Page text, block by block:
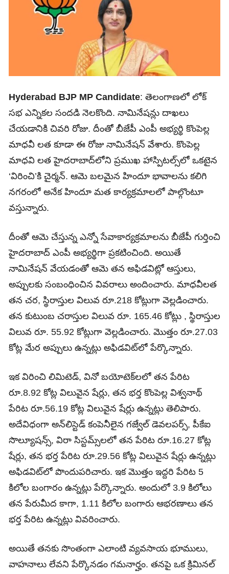
Hyderabad BJP MP Candidate: తెలంగాణలో లోక్
సభ ఎన్నికల సందడి నెలకొంది. నామినేషన్లు దాఖలు
చేయడానికి చివరి రోజు. దీంతో బీజేపీ ఎంపీ అభ్యర్థి కొంపెల్ల
మాధవీ లత కూడా ఈ రోజు నామినేషన్ వేశారు. కొంపెల్ల
మాధవి లత హైదరాబాద్‌లోని ప్రముఖ హాస్పిటల్స్‌లో ఒకటైన
‘విరించి’కి చైర్మన్‌. ఆమె బలమైన హిందూ భావాలను కలిగి
నగరంలో అనేక హిందూ మత కార్యక్రమాలలో పాల్గొంటూ
వస్తున్నారు.
దీంతో ఆమె చేస్తున్న ఎన్నో సేవాకార్యక్రమాలను బీజేపీ గుర్తించి
హైదరాబాద్ ఎంపీ అభ్యర్థిగా ప్రకటించింది. అయితే
నామినేషన్ వేయడంతో ఆమె తన అఫిడవిట్లో ఆస్తులు,
అప్పులకు సంబంధించిన వివరాలు అందించారు. మాధవీలత
తన చర, స్థిరాస్తుల విలువ రూ.218 కోట్లుగా వెల్లడించారు.
తన కుటుంబ చరాస్తుల విలువ రూ. 165.46 కోట్లు , స్థిరాస్తుల
విలువ రూ. 55.92 కోట్లుగా వెల్లడించారు. మొత్తం రూ.27.03
కోట్ల మేర అప్పులు ఉన్నట్లు అఫిడవిట్‌లో పేర్కొన్నారు.
ఇక విరించి లిమిటెడ్‌, వినో బయోటెక్‌లలో తన పేరిట
రూ.8.92 కోట్ల విలువైన షేర్లు, తన భర్త కొంపెల్ల విశ్వనాథ్‌
పేరిట రూ.56.19 కోట్ల విలువైన షేర్లు ఉన్నట్లు తెలిపారు.
అదేవిధంగా అన్‌లిస్టెడ్‌ కంపెనీలైన గజ్వేల్‌ డెవలపర్స్‌, పీకేఐ
సొల్యూషన్స్‌, విరా సిస్టమ్స్‌లలో తన పేరిట రూ.16.27 కోట్ల
షేర్లు, తన భర్త పేరిట రూ.29.56 కోట్ల విలువైన షేర్లు ఉన్నట్లు
అఫిడవిట్‌లో పొందుపరిచారు. ఇక మొత్తం ఇద్దరి పేరిట 5
కిలోల బంగారం ఉన్నట్లు పేర్కొన్నారు. అందులో 3.9 కిలోలు
తన పేరుమీద కాగా, 1.11 కిలోల బంగారు ఆభరణాలు తన
భర్త పేరిట ఉన్నట్లు వివరించారు.
అయితే తనకు సొంతంగా ఎలాంటి వ్యవసాయ భూములు,
వాహనాలు లేవని పేర్కొనడం గమనార్హం. తనపై ఒక క్రిమినల్‌